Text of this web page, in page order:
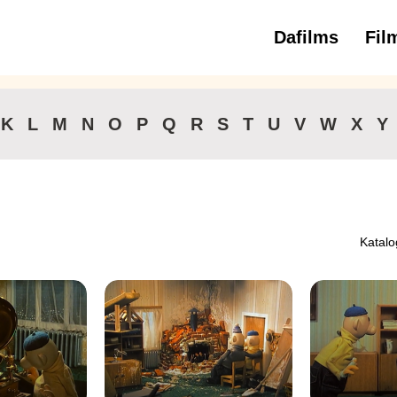
Dafilms 3
K L M N O P Q R S T U V W X Y